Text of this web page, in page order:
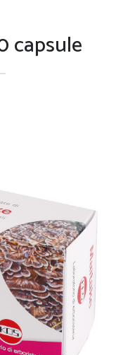
capsule